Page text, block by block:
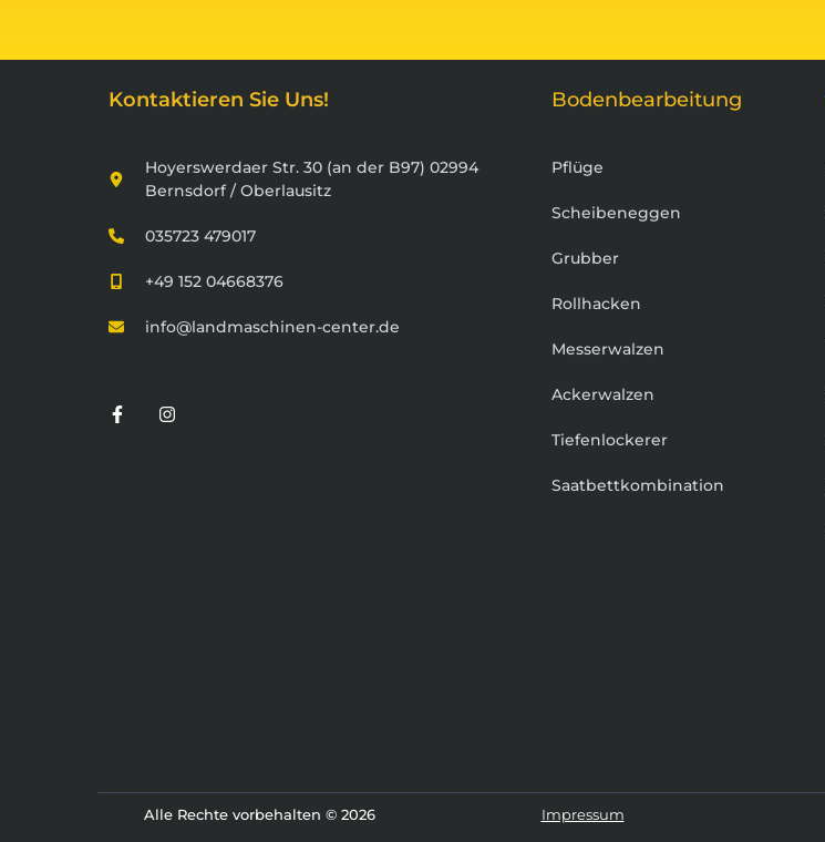
Kontaktieren Sie Uns!
Hoyerswerdaer Str. 30 (an der B97) 02994
Bernsdorf / Oberlausitz
035723 479017
+49 152 04668376
info@landmaschinen-center.de
Bodenbearbeitung
Pflüge
Scheibeneggen
Grubber
Rollhacken
Messerwalzen
Ackerwalzen
Tiefenlockerer
Saatbettkombination
Alle Rechte vorbehalten © 2026 Impressum